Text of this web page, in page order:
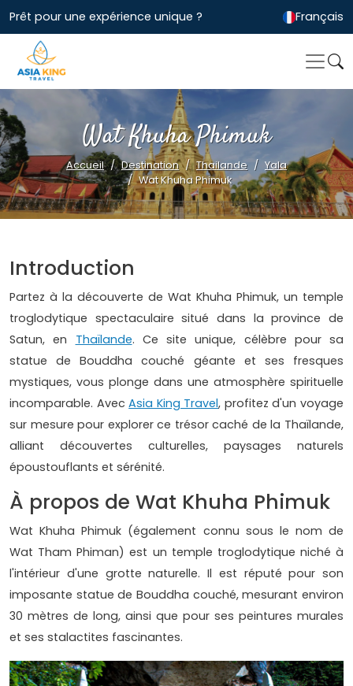
Prêt pour une expérience unique ? Français
Wat Khuha Phimuk
Accueil Destination Thailande
Yala
Wat Khuha Phimuk
Introduction
Partez à la découverte de Wat Khuha Phimuk, un temple
troglodytique spectaculaire situé dans la province de
Satun, en Thaïlande. Ce site unique, célèbre pour sa
statue de Bouddha couché géante et ses fresques
mystiques, vous plonge dans une atmosphère spirituelle
incomparable. AvecAsia King Travel, profitez d'un voyage
sur mesure pour explorer ce trésor caché de la Thaïlande,
alliant découvertes culturelles, paysages naturels
époustouflants et sérénité.
À propos de Wat Khuha Phimuk
Wat Khuha Phimuk (également connu sous le nom de
Wat Tham Phiman) est un temple troglodytique niché à
l'intérieur d'une grotte naturelle. Il est réputé pour son
imposante statue de Bouddha couché, mesurant environ
30 mètres de long, ainsi que pour ses peintures murales
et ses stalactites fascinantes.